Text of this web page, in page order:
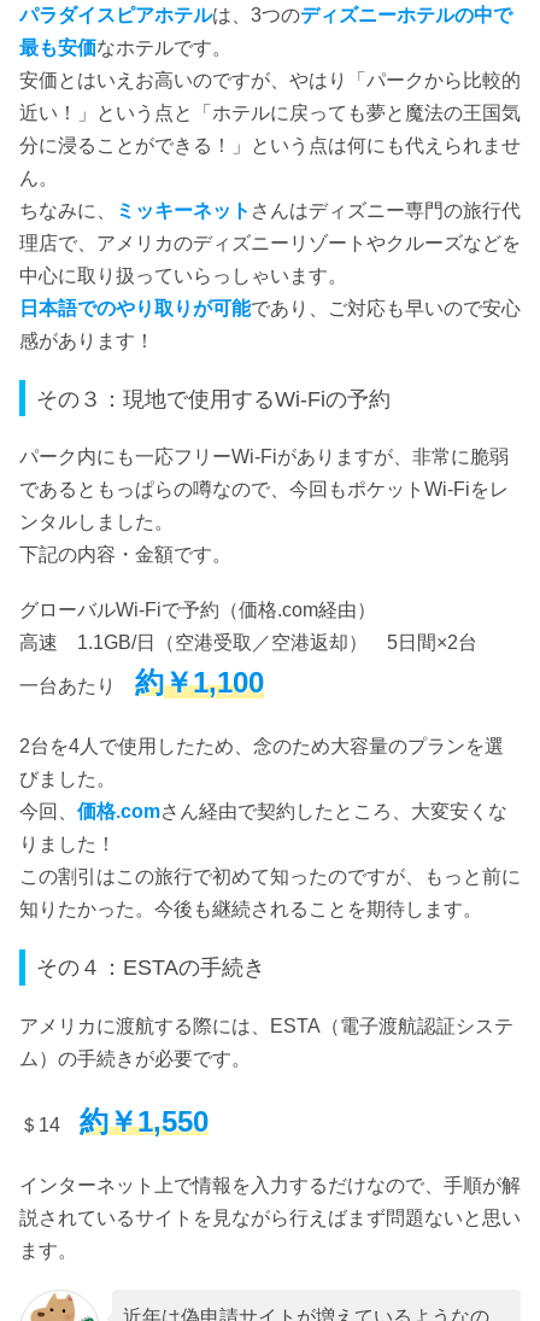
パラダイスピアホテルは、3つのディズニーホテルの中で
最も安価なホテルです。
安価とはいえお高いのですが、やはり「パークから比較的
近い！」という点と「ホテルに戻っても夢と魔法の王国気
分に浸ることができる！」という点は何にも代えられませ
ん。
ちなみに、
ミッキーネット さんはディズニー専門の旅行代
理店で、アメリカのディズニーリゾートやクルーズなどを
中心に取り扱っていらっしゃいます。
日本語でのやり取りが可能であり、ご対応も早いので安心
感があります！
その３：現地で使用するWi-Fiの予約
パーク内にも一応フリーWi-Fiがありますが、非常に脆弱
であるともっぱらの噂なので、今回もポケットWi-Fiをレ
ンタルしました。
下記の内容・金額です。
グローバルWi-Fiで予約（価格.com経由）
高速 1.1GB/日（空港受取／空港返却） 5日間×2台
一台あたり 約￥1,100
2台を4人で使用したため、念のため大容量のプランを選
びました。
今回、 価格.comさん経由で契約したところ、大変安くな
りました！
この割引はこの旅行で初めて知ったのですが、もっと前に
知りたかった。今後も継続されることを期待します。
その４：ESTAの手続き
アメリカに渡航する際には、ESTA（電子渡航認証システ
ム）の手続きが必要です。
＄14 約￥1,550
インターネット上で情報を入力するだけなので、手順が解
説されているサイトを見ながら行えばまず問題ないと思い
ます。